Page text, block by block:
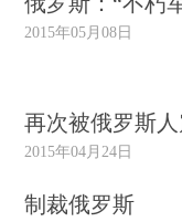
2015年05月08日
再次被俄罗斯
2015年04月24日
制裁俄罗斯